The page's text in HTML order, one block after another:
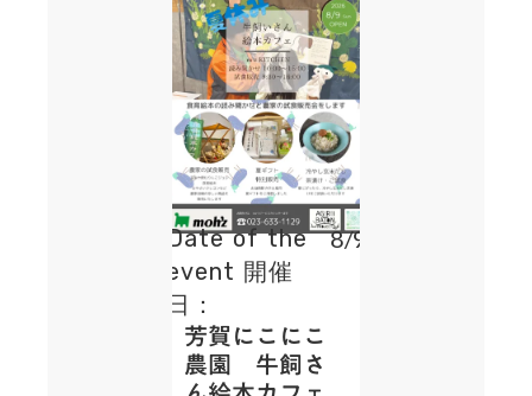
Date of the
event 開催
日：
8/9
芳賀にこにこ
農園 牛飼さ